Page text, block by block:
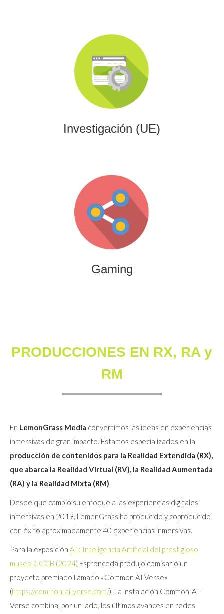
Investigación (UE)
Investigación (UE)
Impulsamos proyectos de I+D+i alineados con programas
europeos, conectando innovación tecnológica con
financiación estratégica.
Gaming
Gaming
Desarrollamos experiencias interactivas y videojuegos
que combinan entretenimiento, innovación y engagement
para marcas y audiencias.
PRODUCCIONES EN RX, RA y
RM
En LemonGrass Media convertimos las ideas en experiencias
inmersivas de gran impacto. Estamos especializados en la
producción de contenidos para la Realidad Extendida (RX),
que abarca la Realidad Virtual (RV), la Realidad Aumentada
(RA) y la Realidad Mixta (RM).
Desde que cambió su enfoque a las experiencias digitales
inmersivas en 2019, LemonGrass ha producido y coproducido
con éxito aproximadamente 40 experiencias inmersivas.
Para la exposición AI : Inteligencia Artificial del prestigioso
museo CCCB (2024) Espronceda produjo comisarió un
proyecto premiado llamado «Common AI Verse»
(https://common-ai-verse.com/), La instalación Common-AI-
Verse combina, por un lado, los últimos avances en redes